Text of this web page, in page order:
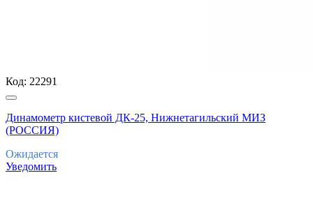
Код: 22291
Динамометр кистевой ДК-25, Нижнетагильский МИЗ
(РОССИЯ)
Ожидается
Уведомить